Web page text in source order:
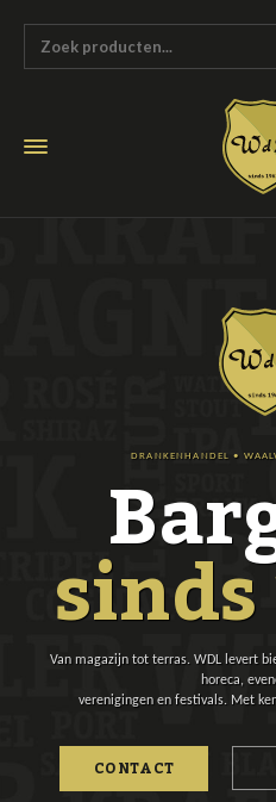
Van magazijn tot terras. WDL levert
horeca,
verenigingen en festivals. Met
DRANKENHANDEL •
CONTACT